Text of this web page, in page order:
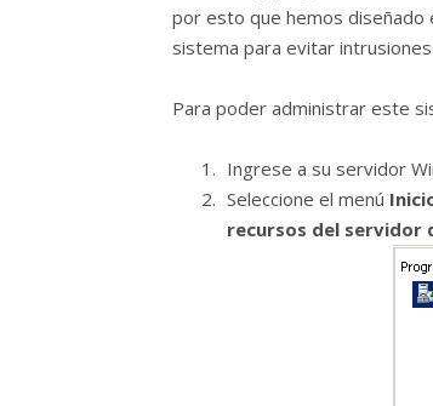
por esto que hemos diseñado
sistema para evitar
Para poder administrar este
Ingrese a su servidor
Seleccione el menú
recursos del servidor